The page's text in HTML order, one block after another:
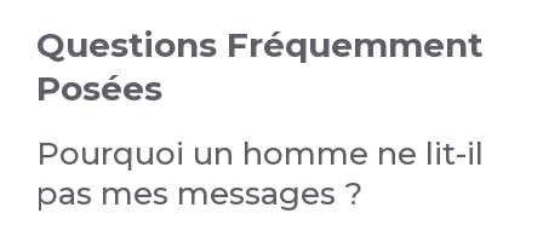
Questions Fréquemment
Posées
Pourquoi un homme ne lit-il
pas mes messages ?